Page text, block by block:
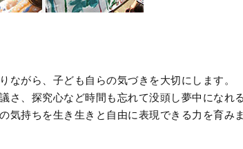
ながら、子ども自らの気づきを大切にします。
さ、探究心など時間も忘れて没頭し夢中になれ
気持ちを生き生きと自由に表現できる力を育みま